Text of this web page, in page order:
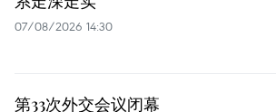
07/08/2026 14:30
第33次外交会议闭幕